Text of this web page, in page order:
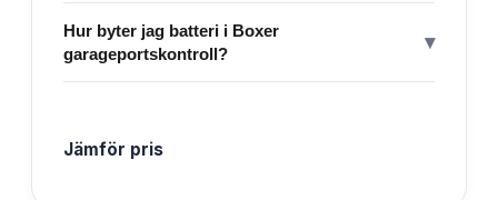
Hur byter jag batteri i Boxer
garageportskontroll?
▾
Jämför pris